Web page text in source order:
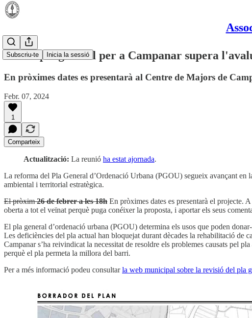
Subscriu-te Inicia la sessió
El nou pla general per a Campanar supera
En pròximes dates es presentarà al Centre de Majors de
Febr. 07, 2024
1
Comparteix
Actualització: La reunió ha estat ajornada.
La reforma del Pla General d’Ordenació Urbana (PGOU) segueix avançant en
ambiental i territorial estratègica.
El pròxim26 de febrer a les 18h En pròximes dates es presentarà el projecte.
oberta a tot el veïnat perquè puga conéixer la proposta, i aportar els seus
El pla general d’ordenació urbana (PGOU) determina els usos que poden
Les deficiències del pla actual han bloquejat durant dècades la rehabilitació de
Campanar s’ha reivindicat la necessitat de resoldre els problemes causats pel
perquè el pla permeta la millora del barri.
Per a més informació podeu consultarla web municipal sobre la revisió del pla